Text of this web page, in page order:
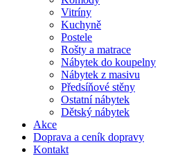
Vitríny
Kuchyně
Postele
Rošty a matrace
Nábytek do koupelny
Nábytek z masivu
Předsíňové stěny
Ostatní nábytek
Dětský nábytek
Akce
Doprava a ceník dopravy
Kontakt